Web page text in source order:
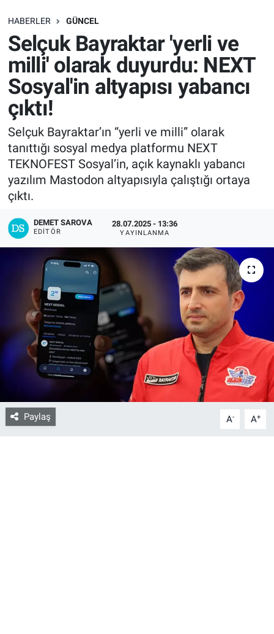
HABERLER GÜNCEL
Selçuk Bayraktar 'yerli ve
milli' olarak duyurdu: NEXT
Sosyal'in altyapısı yabancı
çıktı!
Selçuk Bayraktar’ın “yerli ve milli” olarak
tanıttığı sosyal medya platformu NEXT
TEKNOFEST Sosyal’in, açık kaynaklı yabancı
yazılım Mastodon altyapısıyla çalıştığı ortaya
çıktı.
DEMET SAROVA
EDITÖR
28.07.2025 - 13:36
YAYINLANMA
Paylaş A- A+
SAĞLIK
EKONOMİ
EĞİTİM
ÖZEL HABER
Keşfet
ASTROLOJİ
İLAN
Bize ulaşın
İletişim/Künye
Yaşam
Gözden Kaçmasın
İletişim (Künye)